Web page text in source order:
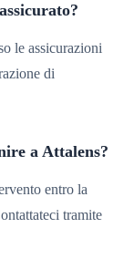
le assicurazioni
di
a Attalens?
entro la
tramite